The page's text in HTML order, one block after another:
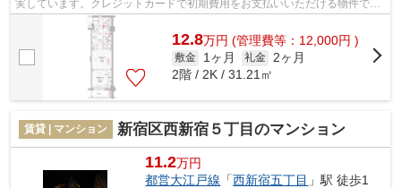
実しています。クレジットカードで初期費用をお支払いいただける物件で
す。雨風から骨組みを守ってくれるのが、...
12.8万円 (管理費等：12,000円 )
敷金 1ヶ月 礼金 2ヶ月
2階 / 2K / 31.21㎡
賃貸 | マンション 新宿区西新宿５丁目のマンション
11.2万円
都営大江戸線 「西新宿五丁目 」駅 徒歩1